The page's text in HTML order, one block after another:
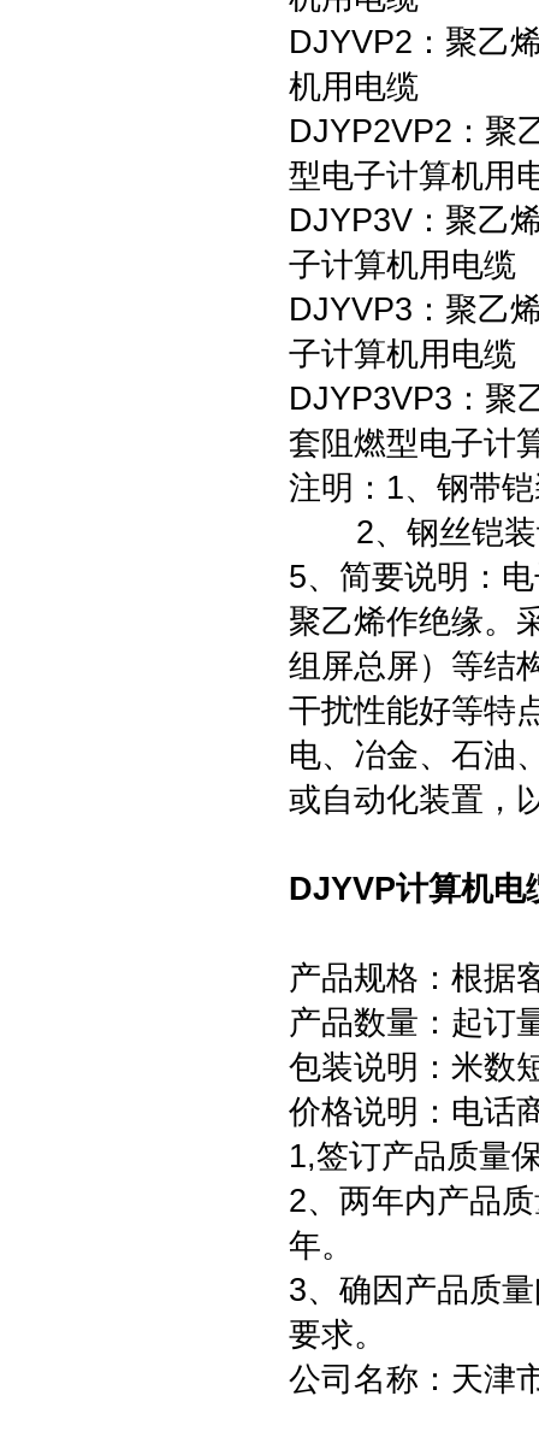
DJYVP2：聚乙
机用电缆
DJYP2VP2：聚
型电子计算机用
DJYP3V：聚乙
子计算机用电缆
DJYVP3：聚乙
子计算机用电缆
DJYP3VP3：聚
套阻燃型电子计
注明：1、钢带
2、钢丝铠装
5、简要说明：
聚乙烯作绝缘。
组屏总屏）等结
干扰性能好等特
电、冶金、石油
或自动化装置，
DJYVP计算机电
产品规格：根据
产品数量：起订
包装说明：米数
价格说明：电话
1,签订产品质量
2、两年内产品
年。
3、确因产品质
要求。
公司名称：天津